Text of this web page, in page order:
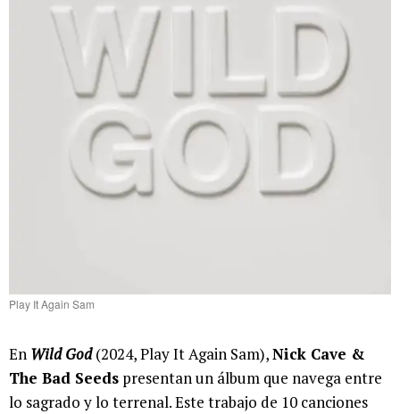
Play It Again Sam
En Wild God(2024, Play It Again Sam),Nick Cave &
The Bad Seeds presentan un álbum que navega entre
lo sagrado y lo terrenal. Este trabajo de 10 canciones